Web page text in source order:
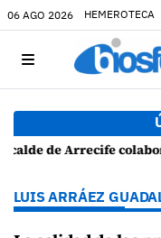
06 AGO 2026 HEMEROTECA
en una vivienda de Playa Honda
LUIS ARRÁEZ